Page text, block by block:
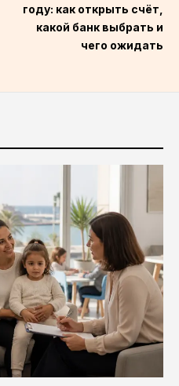
году: как открыть счёт,
какой банк выбрать и
чего ожидать